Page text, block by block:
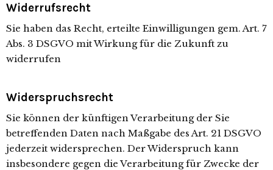
Widerrufsrecht
Sie haben das Recht, erteilte Einwilligungen gem. Art. 7
Abs. 3 DSGVO mit Wirkung für die Zukunft zu
widerrufen
Widerspruchsrecht
Sie können der künftigen Verarbeitung der Sie
betreffenden Daten nach Maßgabe des Art. 21 DSGVO
jederzeit widersprechen. Der Widerspruch kann
insbesondere gegen die Verarbeitung für Zwecke der